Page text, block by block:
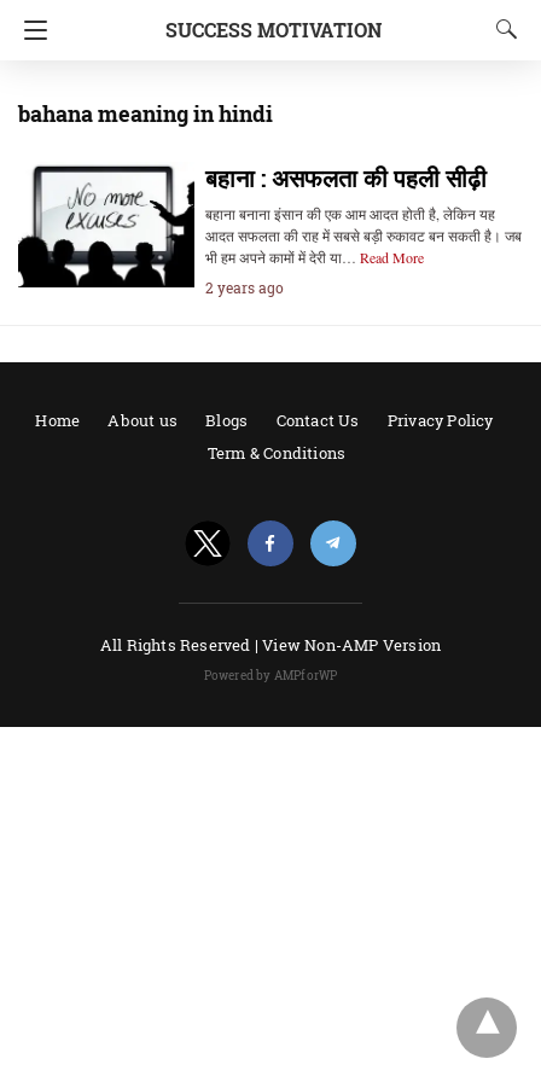
SUCCESS MOTIVATION
bahana meaning in hindi
बहाना : असफलता की पहली सीढ़ी
बहाना बनाना इंसान की एक आम आदत होती है, लेकिन यह
आदत सफलता की राह में सबसे बड़ी रुकावट बन सकती है। जब
भी हम अपने कामों में देरी या… Read More
2 years ago
Home About us Blogs Contact Us
Privacy Policy
Term & Conditions
All Rights Reserved |View Non-AMP Version
Powered by AMPforWP